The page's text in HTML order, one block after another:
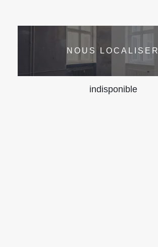
NOUS LOCALISER
indisponible